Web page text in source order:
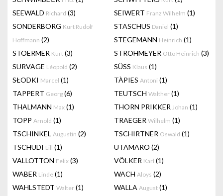
SEEWALD Richard (3) SEIWERT Franz Wilhelm (1)
SONDERBORG Kurt Rudolf
Hoffmann (2)
STASCHUS Daniel (1)
STEGEMANN Heinrich (1)
STOERMER Kurt (3) STROHMEYER Otto Heinrich (3)
SURVAGE Léopold (2) SÜSS Klaus (1)
SŁODKI Marcel (1) TÀPIES Antoni (1)
TAPPERT Georg (6) TEUTSCH Walther (1)
THALMANN Max (1) THORN PRIKKER Johan (1)
TOPP Arnold (1) TRAEGER Wilhelm (1)
TSCHINKEL Augustin (2) TSCHIRTNER Oswald (1)
TSCHUDI Lill (1) UTAMARO (2)
VALLOTTON Felix (3) VÖLKER Karl (1)
WABER Linde (1) WACH Aloys (2)
WAHLSTEDT Walter (1) WALLA August (1)